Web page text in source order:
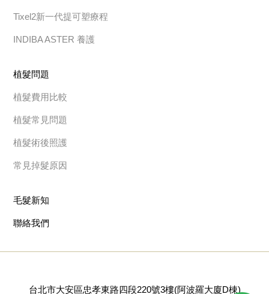
Tixel2新一代提可塑療程
INDIBA ASTER 養護
植髮問題
植髮費用比較
植髮常見問題
植髮術後照護
常見掉髮原因
毛髮新知
聯絡我們
台北市大安區忠孝東路四段220號3樓(阿波羅大廈D棟)